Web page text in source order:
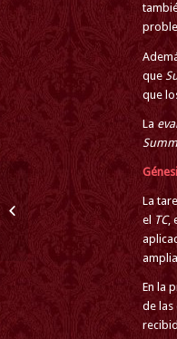
que
que
La
La
el TC,
En la
de las
UNA VOCE SEVILLA
PARTICIPARÁ EN LA 5ª
PEREGRINACIÓN
TRADICIONAL A
COVADO...